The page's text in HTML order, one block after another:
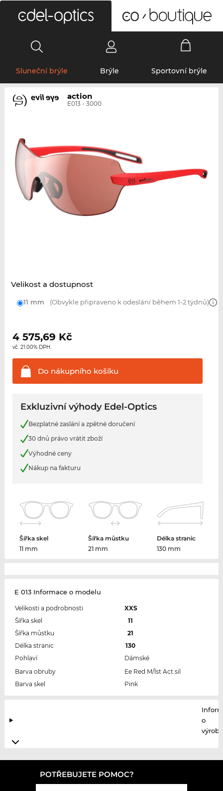
Sluneční brýle Brýle Sportovní brýle
action
E013 - 3000
Velikost a dostupnost
11 mm (Obvykle připraveno k odeslání během 1-2 týdnů)
4 575,69 Kč
vč. 21.00% DPH.
Do nákupního košíku
Exkluzivní výhody Edel-Optics
Bezplatné zaslání a zpětné doručení
30 dnů právo vrátit zboží
Výhodné ceny
Nákup na fakturu
Šířka skel
11 mm
Šířka můstku
21 mm
Délka stranic
130 mm
E 013 Informace o modelu
Velikosti a podrobnosti
XXS
Šířka skel
11
Šířka můstku
21
Délka stranic
130
Pohlaví
Dámské
Barva obruby
Ee Red M/lst Act.sil
Barva skel
Pink
o
POTŘEBUJETE POMOC?